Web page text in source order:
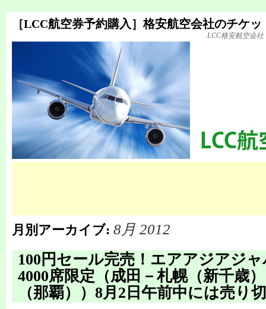
［LCC航空券予約購入］格安航空会社のチケ
LCC格安航空会
月別アーカイブ: 8月 2012
100円セール完売！エアアジアジ
4000席限定（成田－札幌（新千歳
（那覇））8月2日午前中には売り